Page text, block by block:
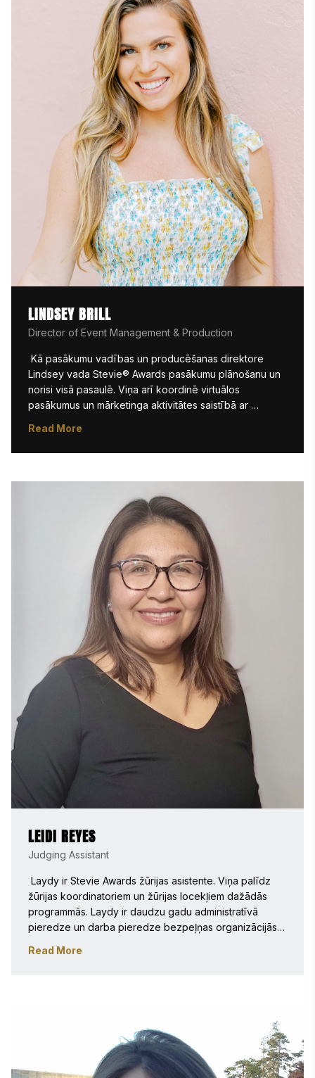
Alissa ir sertificēta sociālā mārketinga jomā un ieguvusi
grafikas dizaina bakalaura grādu Virginia
LINDSEY BRILL
Director of Event Management & Production
Kā pasākumu vadības un producēšanas direktore
Lindsey vada Stevie® Awards pasākumu plānošanu un
norisi visā pasaulē. Viņa arī koordinē virtuālos
pasākumus un mārketinga aktivitātes saistībā ar
karjeru pasākumu plānošanā Clemson Universitātē, kur
ieguvusi mārketinga bakalaura grādu. Pēdējo 10 gadu
ir uzplaukusi, jo viņa ir veidojusi dinamisku karjeru
viesnīcu, viesmīlības un korporatīvajā sektorā. Brīvajā
laikā viņa nodarbojas ar fotogrāfiju, atpūšas uz ūdens
Read More
LEIDI REYES
Judging Assistant
Laydy ir Stevie Awards žūrijas asistente. Viņa palīdz
žūrijas koordinatoriem un žūrijas locekļiem dažādās
programmās. Laydy ir daudzu gadu administratīvā
pieredze un darba pieredze bezpeļņas organizācijās
par dažādajām inovācijām, ko veic apbalvotie
Laydy ir absolvējusi Džordža Meisona universitāti,
iegūstot bakalaura grādu globālajos jautājumos un
Read More